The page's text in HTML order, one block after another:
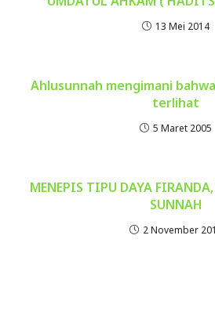
13 Mei 2014
Ahlusunnah mengimani
terlihat
5 Maret 2005
MENEPIS TIPU DAYA
SUNNAH
2 November